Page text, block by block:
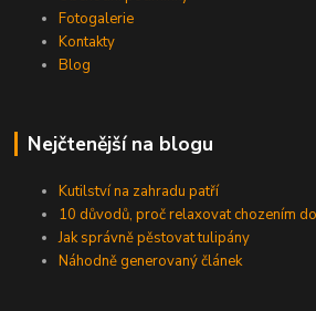
Fotogalerie
Kontakty
Blog
Nejčtenější na blogu
Kutilství na zahradu patří
10 důvodů, proč relaxovat chozením
Jak správně pěstovat tulipány
Náhodně generovaný článek